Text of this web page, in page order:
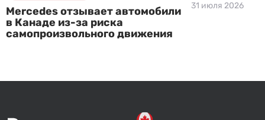
Mercedes отзывает автомобили
в Канаде из-за риска
самопроизвольного движения
31 июля 2026